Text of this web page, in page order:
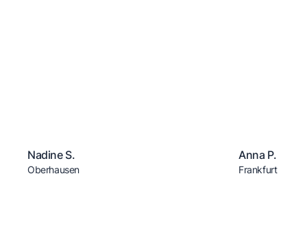
Nadine S.
Oberhausen
Anna P.
Frankfurt